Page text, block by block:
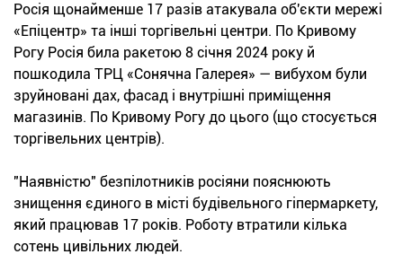
Росія щонайменше 17 разів атакувала об'єкти мережі
«Епіцентр» та інші торгівельні центри. По Кривому
Рогу Росія била ракетою 8 січня 2024 року й
пошкодила ТРЦ «Сонячна Галерея» — вибухом були
зруйновані дах, фасад і внутрішні приміщення
магазинів. По Кривому Рогу до цього (що стосується
торгівельних центрів).
"Наявністю" безпілотників росіяни пояснюють
знищення єдиного в місті будівельного гіпермаркету,
який працював 17 років. Роботу втратили кілька
сотень цивільних людей.